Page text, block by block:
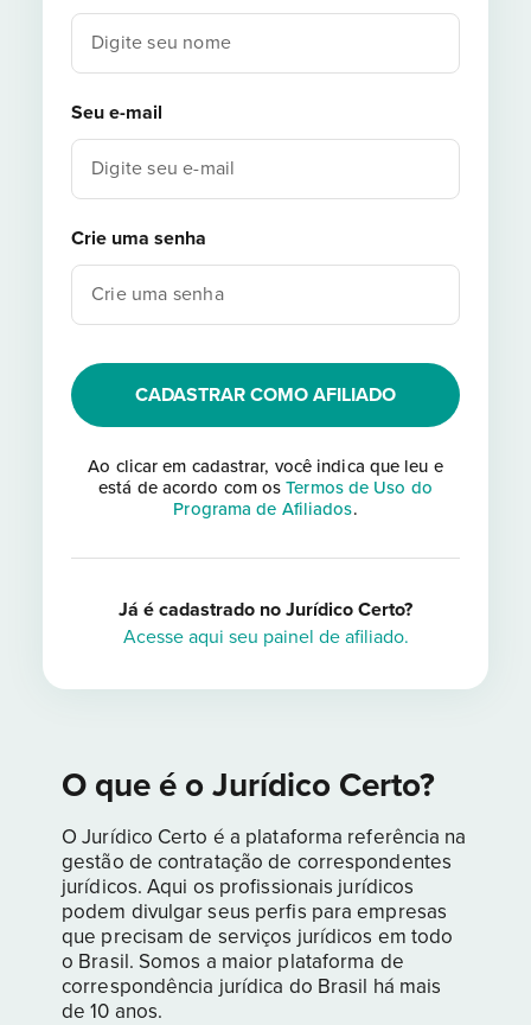
Seu e-mail
Crie uma senha
CADASTRAR COMO AFILIADO
Ao clicar em cadastrar, você indica que leu e
está de acordo com osTermos de Uso do
Programa de Afiliados.
Já é cadastrado no Jurídico Certo?
Acesse aqui seu painel de afiliado.
O que é o Jurídico Certo?
O Jurídico Certo é a plataforma referência na
gestão de contratação de correspondentes
jurídicos. Aqui os profissionais jurídicos
podem divulgar seus perfis para empresas
que precisam de serviços jurídicos em todo
o Brasil. Somos a maior plataforma de
correspondência jurídica do Brasil há mais
de 10 anos.